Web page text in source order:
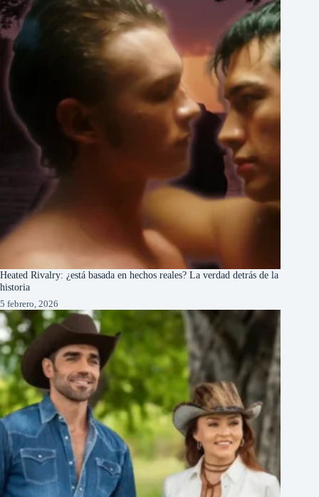
Heated Rivalry: ¿está basada en hechos reales? La verdad detrás de la
historia
5 febrero, 2026